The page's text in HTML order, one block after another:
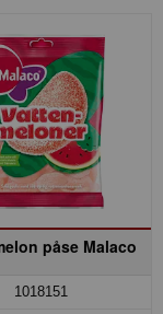
påse Malaco
1018151